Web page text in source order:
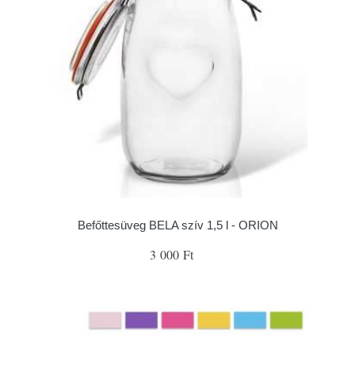
Befőttesüveg BELA szív 1,5 l - ORION
3 000 Ft